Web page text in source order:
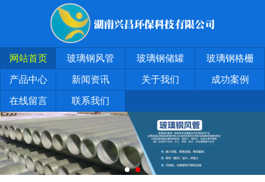
网站首页 玻璃钢风管 玻璃钢储罐 玻璃钢格栅
产品中心 新闻资讯 关于我们 成功案例
在线留言 联系我们